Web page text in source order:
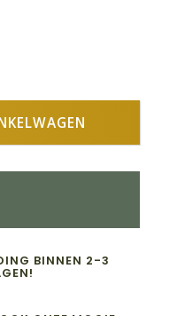
BINNEN 2-3